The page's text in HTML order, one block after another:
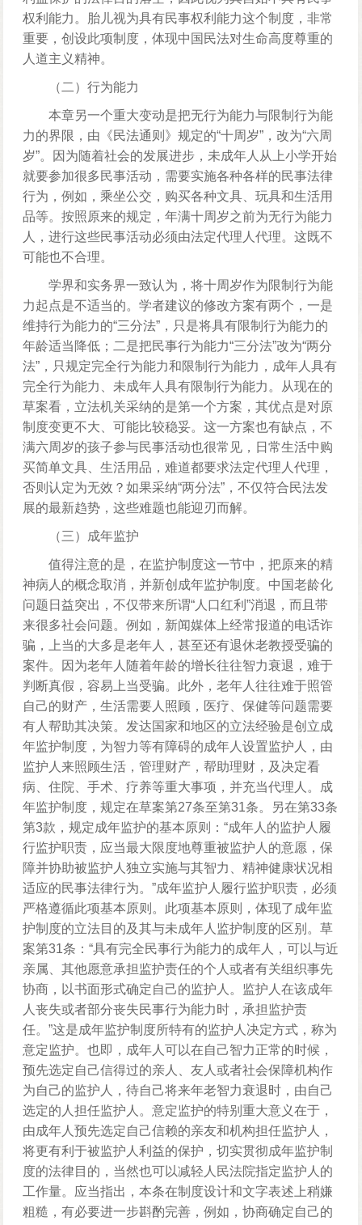
权利能力。胎儿视为具有民事权利能力这个制度，非常
重要，创设此项制度，体现中国民法对生命高度尊重的
人道主义精神。
（二）行为能力
本章另一个重大变动是把无行为能力与限制行为能
力的界限，由《民法通则》规定的“十周岁”，改为“六周
岁”。因为随着社会的发展进步，未成年人从上小学开始
就要参加很多民事活动，需要实施各种各样的民事法律
行为，例如，乘坐公交，购买各种文具、玩具和生活用
品等。按照原来的规定，年满十周岁之前为无行为能力
人，进行这些民事活动必须由法定代理人代理。这既不
可能也不合理。
学界和实务界一致认为，将十周岁作为限制行为能
力起点是不适当的。学者建议的修改方案有两个，一是
维持行为能力的“三分法”，只是将具有限制行为能力的
年龄适当降低；二是把民事行为能力“三分法”改为“两分
法”，只规定完全行为能力和限制行为能力，成年人具有
完全行为能力、未成年人具有限制行为能力。从现在的
草案看，立法机关采纳的是第一个方案，其优点是对原
制度变更不大、可能比较稳妥。这一方案也有缺点，不
满六周岁的孩子参与民事活动也很常见，日常生活中购
买简单文具、生活用品，难道都要求法定代理人代理，
否则认定为无效？如果采纳“两分法”，不仅符合民法发
展的最新趋势，这些难题也能迎刃而解。
（三）成年监护
值得注意的是，在监护制度这一节中，把原来的精
神病人的概念取消，并新创成年监护制度。中国老龄化
问题日益突出，不仅带来所谓“人口红利”消退，而且带
来很多社会问题。例如，新闻媒体上经常报道的电话诈
骗，上当的大多是老年人，甚至还有退休老教授受骗的
案件。因为老年人随着年龄的增长往往智力衰退，难于
判断真假，容易上当受骗。此外，老年人往往难于照管
自己的财产，生活需要人照顾，医疗、保健等问题需要
有人帮助其决策。发达国家和地区的立法经验是创立成
年监护制度，为智力等有障碍的成年人设置监护人，由
监护人来照顾生活，管理财产，帮助理财，及决定看
病、住院、手术、疗养等重大事项，并充当代理人。成
年监护制度，规定在草案第27条至第31条。另在第33条
第3款，规定成年监护的基本原则：“成年人的监护人履
行监护职责，应当最大限度地尊重被监护人的意愿，保
障并协助被监护人独立实施与其智力、精神健康状况相
适应的民事法律行为。”成年监护人履行监护职责，必须
严格遵循此项基本原则。此项基本原则，体现了成年监
护制度的立法目的及其与未成年人监护制度的区别。草
案第31条：“具有完全民事行为能力的成年人，可以与近
亲属、其他愿意承担监护责任的个人或者有关组织事先
协商，以书面形式确定自己的监护人。监护人在该成年
人丧失或者部分丧失民事行为能力时，承担监护责
任。”这是成年监护制度所特有的监护人决定方式，称为
意定监护。也即，成年人可以在自己智力正常的时候，
预先选定自己信得过的亲人、友人或者社会保障机构作
为自己的监护人，待自己将来年老智力衰退时，由自己
选定的人担任监护人。意定监护的特别重大意义在于，
由成年人预先选定自己信赖的亲友和机构担任监护人，
将更有利于被监护人利益的保护，切实贯彻成年监护制
度的法律目的，当然也可以减轻人民法院指定监护人的
工作量。应当指出，本条在制度设计和文字表述上稍嫌
粗糙，有必要进一步斟酌完善，例如，协商确定自己的